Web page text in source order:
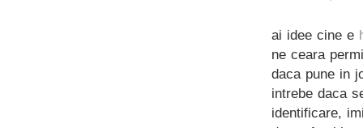
ai idee cine e
ne ceara
daca pune in
intrebe daca
identificare,